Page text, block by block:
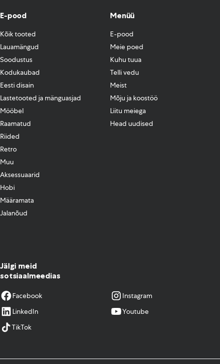
E-pood
Kõik tooted
Lauamängud
Soodustus
Kodukaubad
Eesti disain
Lastetooted ja mänguasjad
Mööbel
Raamatud
Riided
Retro
Muu
Aksessuaarid
Hobi
Määramata
Jalanõud
Menüü
E-pood
Meie poed
Kuhu tuua
Telli vedu
Meist
Mõju ja koostöö
Liitu meiega
Head uudised
Jälgi meid
sotsiaalmeedias
Facebook
Instagram
LinkedIn
Youtube
TikTok